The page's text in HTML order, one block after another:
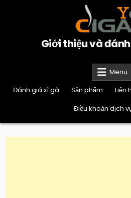
Giới thiệu và
Menu
Đánh giá xì gà
Sản phẩm Liện
Điều khoản dịch